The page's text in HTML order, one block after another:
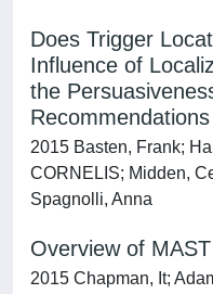
Does Trigger
Influence of
the
Recommendations
2015 Basten, Frank;
CORNELIS; Midden,
Spagnolli, Anna
Overview of
2015 Chapman, It;